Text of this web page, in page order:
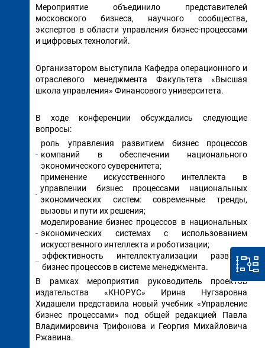
Мероприятие объединило представителей
московского бизнеса, научного сообщества,
экспертов в области управления бизнес-процессами
и цифровых технологий.
Организатором выступила Кафедра операционного и
отраслевого менеджмента Факультета «Высшая
школа управления» Финансового университета.
В ходе конференции обсуждались следующие
вопросы:
роль управления развитием бизнес процессов
компаний в обеспечении национального
экономического суверенитета;
применение искусственного интеллекта в
управлении бизнес процессами национальных
экономических систем: современные тренды,
вызовы и пути их решения;
моделирование бизнес процессов в национальных
экономических системах с использованием
искусственного интеллекта и роботизации;
эффективность интеллектуализации развития
бизнес процессов в системе менеджмента.
В рамках мероприятия руководитель проектов
издательства «КНОРУС» Ирина Нугзаровна
Хидашели представила новый учебник «Управление
бизнес процессами» под общей редакцией Павла
Владимировича Трифонова и Георгия Михайловича
Ржавина.